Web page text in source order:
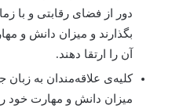
دور از فضای رقابتی و با
بگذارند و میزان دانش و
آن را ارتقا دهند.
کلیه‌ی علاقه‌مندان به زبان
میزان دانش و مهارت خود